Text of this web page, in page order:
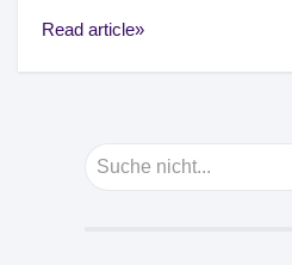
Read article